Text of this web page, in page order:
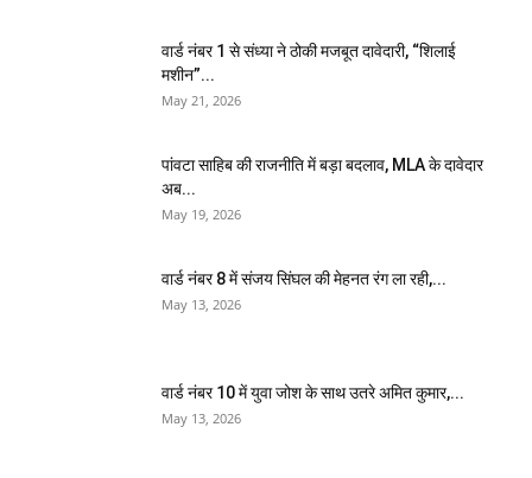
वार्ड नंबर 1 से संध्या ने ठोकी मजबूत दावेदारी, “शिलाई
मशीन”...
May 21, 2026
पांवटा साहिब की राजनीति में बड़ा बदलाव, MLA के दावेदार
अब...
May 19, 2026
वार्ड नंबर 8 में संजय सिंघल की मेहनत रंग ला रही,...
May 13, 2026
वार्ड नंबर 10 में युवा जोश के साथ उतरे अमित कुमार,...
May 13, 2026